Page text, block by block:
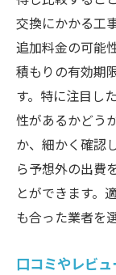
交換にかかる工
追加料金の可能
積もりの有効期
す。特に注目し
性があるかどう
か、細かく確認
ら予想外の出費
とができます。
も合った業者を
口コミやレビ